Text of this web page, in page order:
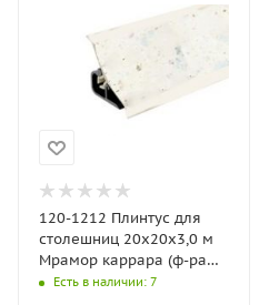
120-1212 Плинтус для
столешниц 20х20х3,0 м
Мрамор каррара (ф-ра
120-1004)
Есть в наличии: 7